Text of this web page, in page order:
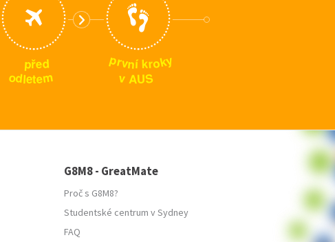
před
odletem
první kroky
v AUS
G8M8 - GreatMate
Proč s G8M8?
Studentské centrum v Sydney
FAQ